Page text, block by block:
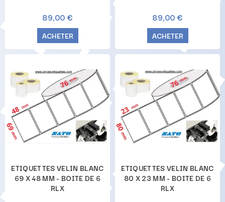
89,00 €
ACHETER
89,00 €
ACHETER
ETIQUETTES VELIN BLANC
69 X 48 MM - BOITE DE 6
RLX
ETIQUETTES VELIN BLANC
80 X 23 MM - BOITE DE 6
RLX